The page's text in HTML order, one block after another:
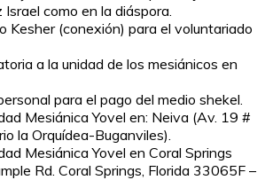
como en la diáspora.
Kesher (conexión) para el voluntariado
a la unidad de los mesiánicos en
para el pago del medio shekel.
Mesiánica Yovel en: Neiva (Av. 19 #
la Orquídea-Buganviles).
Mesiánica Yovel en Coral Springs
Rd. Coral Springs, Florida 33065F –